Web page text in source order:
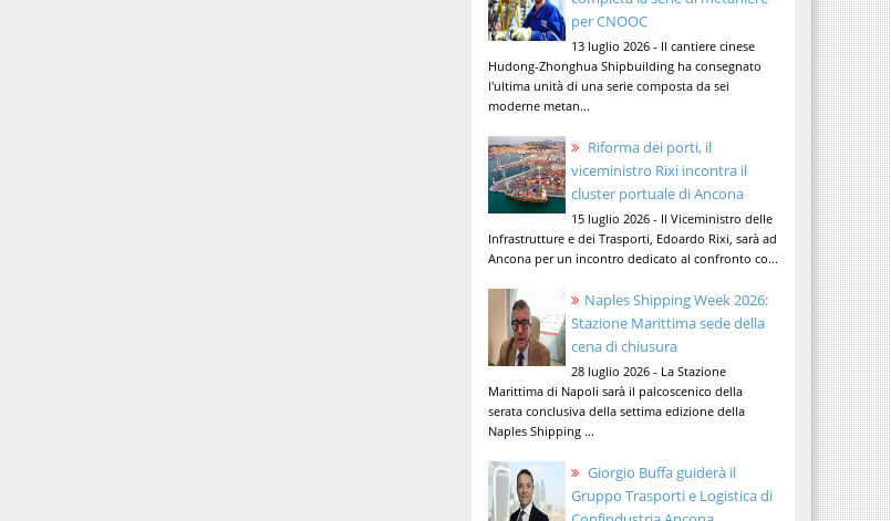
per CNOOC
13 luglio 2026 - Il cantiere cinese
Hudong-Zhonghua Shipbuilding ha consegnato
l'ultima unità di una serie composta da sei
moderne metan...
Riforma dei porti, il
viceministro Rixi incontra il
cluster portuale di Ancona
15 luglio 2026 - Il Viceministro delle
Infrastrutture e dei Trasporti, Edoardo Rixi, sarà ad
Ancona per un incontro dedicato al confronto co...
Naples Shipping Week 2026:
Stazione Marittima sede della
cena di chiusura
28 luglio 2026 - La Stazione
Marittima di Napoli sarà il palcoscenico della
serata conclusiva della settima edizione della
Naples Shipping ...
Giorgio Buffa guiderà il
Gruppo Trasporti e Logistica di